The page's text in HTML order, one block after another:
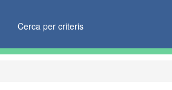
Cerca per criteris